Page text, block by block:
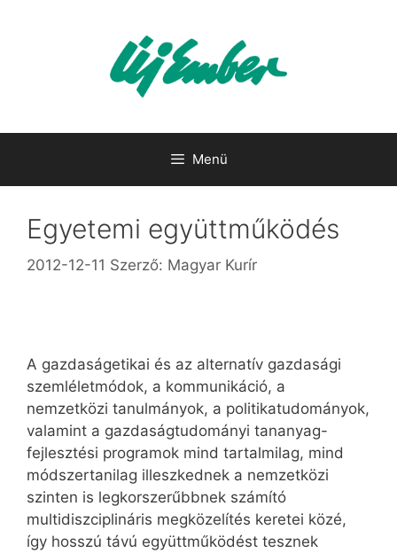
Menü
Egyetemi együttműködés
2012-12-11 Szerző: Magyar Kurír
A gazdaságetikai és az alternatív gazdasági
szemléletmódok, a kommunikáció, a
nemzetközi tanulmányok, a politikatudományok,
valamint a gazdaságtudományi tananyag-
fejlesztési programok mind tartalmilag, mind
módszertanilag illeszkednek a nemzetközi
szinten is legkorszerűbbnek számító
multidiszciplináris megközelítés keretei közé,
így hosszú távú együttműködést tesznek